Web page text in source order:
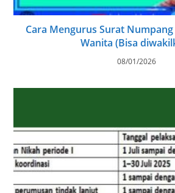
Cara Mengurus Surat
Wanita (Bisa
08/01/2026